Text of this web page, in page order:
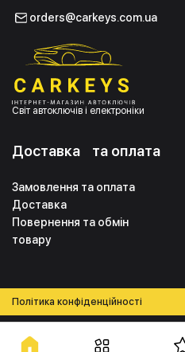
orders@carkeys.com.ua
Світ автоключів і електроніки
Доставка та оплата
Замовлення та оплата
Доставка
Повернення та обмін
товару
Політика конфіденційності